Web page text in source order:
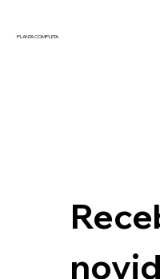
PLANTA COMPLETA